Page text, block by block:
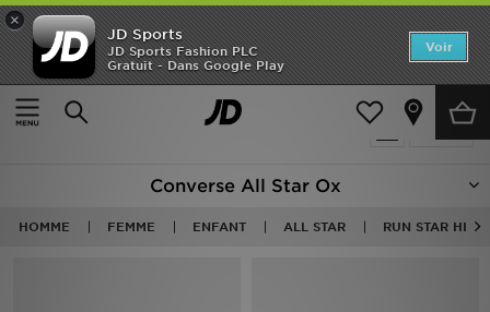
×
JD Sports
JD Sports Fashion PLC
Gratuit - Dans Google Play
Voir
Accueil
Converse All Star Ox
Produits 14
Converse All Star Ox
HOMME FEMME ENFANT ALL STAR RUN STAR HIKE
Accueil
Nouveautés
Enfant